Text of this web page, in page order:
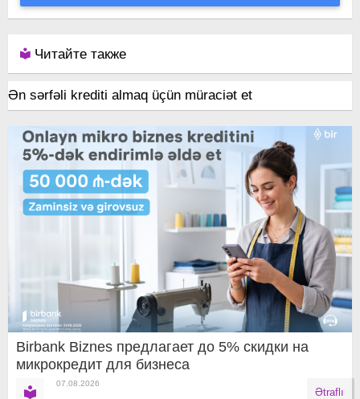
Читайте также
Ən sərfəli krediti almaq üçün müraciət et
Birbank Biznes предлагает до 5% скидки на
микрокредит для бизнеса
07.08.2026
Ətraflı